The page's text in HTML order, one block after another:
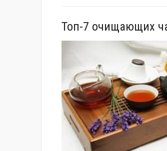
Топ-7 очищающих